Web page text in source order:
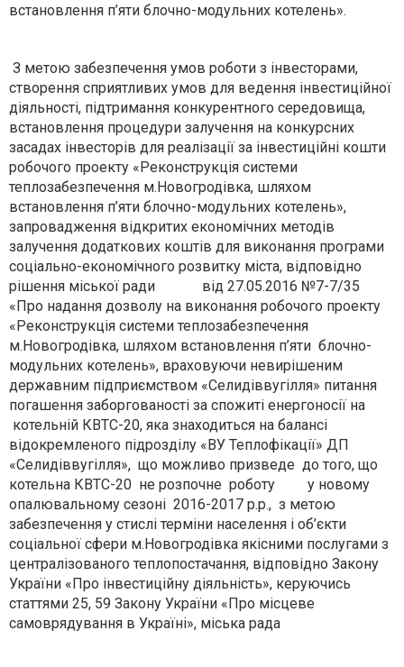
встановлення п’яти блочно-модульних котелень».
З метою забезпечення умов роботи з інвесторами,
створення сприятливих умов для ведення інвестиційної
діяльності, підтримання конкурентного середовища,
встановлення процедури залучення на конкурсних
засадах інвесторів для реалізації за інвестиційні кошти
робочого проекту «Реконструкція системи
теплозабезпечення м.Новогродівка, шляхом
встановлення п’яти блочно-модульних котелень»,
запровадження відкритих економічних методів
залучення додаткових коштів для виконання програми
соціально-економічного розвитку міста, відповідно
рішення міської ради від 27.05.2016 №7-7/35
«Про надання дозволу на виконання робочого проекту
«Реконструкція системи теплозабезпечення
м.Новогродівка, шляхом встановлення п’яти блочно-
модульних котелень», враховуючи невирішеним
державним підприємством «Селидіввугілля» питання
погашення заборгованості за спожиті енергоносії на
котельній КВТС-20, яка знаходиться на балансі
відокремленого підрозділу «ВУ Теплофікації» ДП
«Селидіввугілля», що можливо призведе до того, що
котельна КВТС-20 не розпочне роботу у новому
опалювальному сезоні 2016-2017 р.р., з метою
забезпечення у стислі терміни населення і об’єкти
соціальної сфери м.Новогродівка якісними послугами з
централізованого теплопостачання, відповідно Закону
України «Про інвестиційну діяльність», керуючись
статтями 25, 59 Закону України «Про місцеве
самоврядування в Україні», міська рада